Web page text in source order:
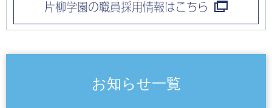
片柳学園の職員採用情報はこちら
お知らせ一覧